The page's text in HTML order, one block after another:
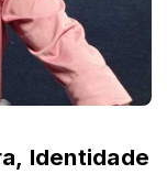
Identidade